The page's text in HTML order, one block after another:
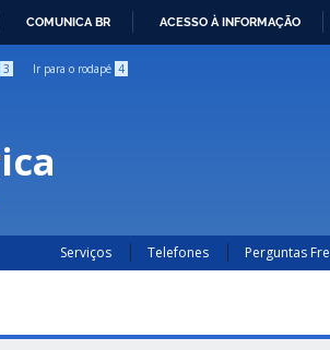
COMUNICA BR ACESSO À INFORMAÇÃO
3 Ir para o rodapé 4
Serviços Telefones Perguntas